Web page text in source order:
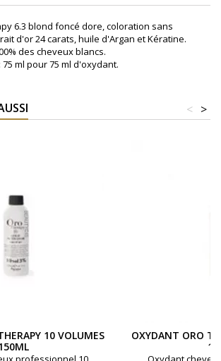
6.3 blond foncé dore, coloration sans
d'or 24 carats, huile d'Argan et Kératine.
des cheveux blancs.
ml pour 75 ml d'oxydant.
>
<
10 VOLUMES
OXYDANT ORO